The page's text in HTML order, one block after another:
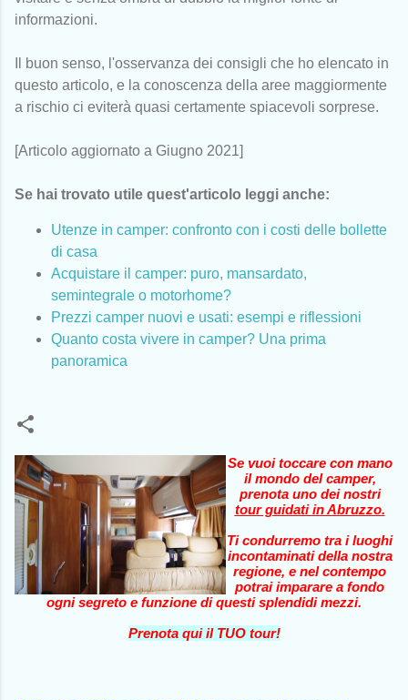
informazioni.
Il buon senso, l'osservanza dei consigli che ho elencato in
questo articolo, e la conoscenza della aree maggiormente
a rischio ci eviterà quasi certamente spiacevoli sorprese.
[Articolo aggiornato a Giugno 2021]
Se hai trovato utile quest'articolo leggi anche:
Utenze in camper: confronto con i costi delle bollette
di casa
Acquistare il camper: puro, mansardato,
semintegrale o motorhome?
Prezzi camper nuovi e usati: esempi e riflessioni
Quanto costa vivere in camper? Una prima
panoramica
Se vuoi toccare con mano
il mondo del camper,
prenota uno dei nostri
tour guidati in Abruzzo.
Ti condurremo tra i luoghi
incontaminati della nostra
regione, e nel contempo
potrai imparare a fondo
ogni segreto e funzione di questi splendidi mezzi.
Prenota qui il TUO tour!